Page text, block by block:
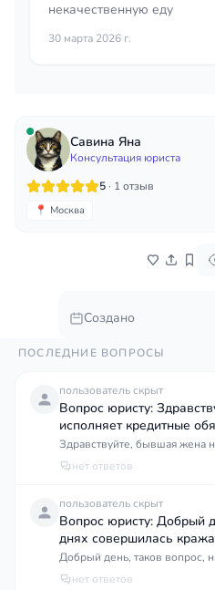
Савина Яна
Консультация юриста
5· 1 отзыв
📍 Москва
Создано
некачественную еду
30 марта 2026 г.
ПОСЛЕДНИЕ ВОПРОСЫ
пользователь скрыт
Вопрос юристу: Здравствуйте, бывшая
исполняет кредитные
Какие
Здравствуйте, бывшая жена
обязанности по ипотеке.
нет ответов
пользователь скрыт
Вопрос юристу: Добрый
днях совершилась
ночное время двумя
Добрый день, таков вопрос,
магазине «Лента» в ночное
нет ответов